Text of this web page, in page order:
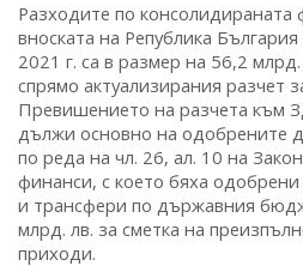
Разходите по консолидираната
вноската на Република
2021 г. са в размер на 56,2
спрямо актуализирания разчет
Превишението на разчета към
дължи основно на одобрените
по реда на чл. 26, ал. 10 на
финанси, с което бяха
и трансфери по държавния
млрд. лв. за сметка на
приходи.